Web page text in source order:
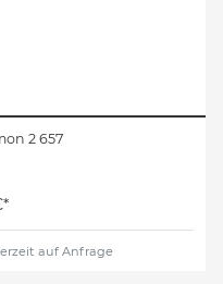
2 657
auf Anfrage